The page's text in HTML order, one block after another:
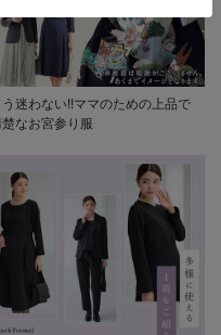
う迷わない!!ママのための上品で
なお宮参り服